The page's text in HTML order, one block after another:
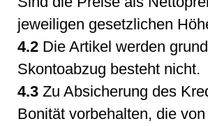
jeweiligen gesetzlichen
4.2 Die Artikel werden
Skontoabzug besteht nicht.
4.3 Zu Absicherung des
Bonität vorbehalten, die